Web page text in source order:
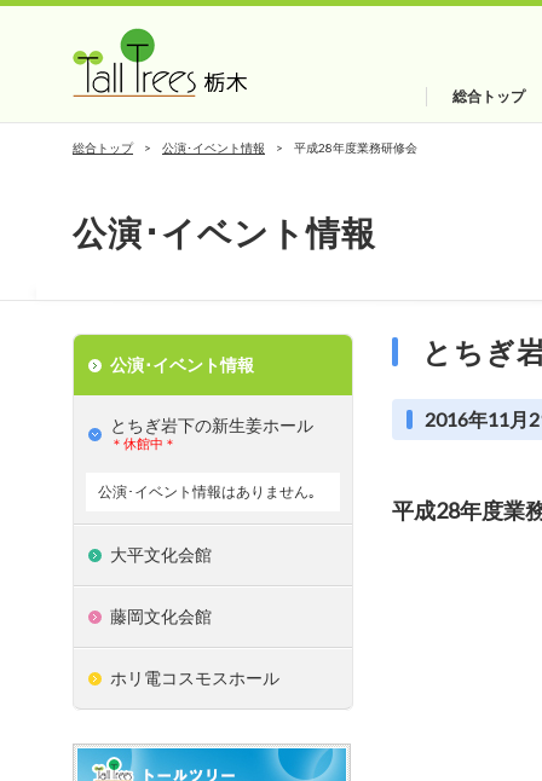
総合トップ
総合トップ 公演･イベント情報 平成28年度業務研修会
公演･イベント情報
とちぎ
2016年11月
平成28年度業
公演･イベント情報
とちぎ岩下の新⽣姜ホール
＊休館中＊
公演･イベント情報はありません｡
大平文化会館
藤岡文化会館
ホリ電コスモスホール